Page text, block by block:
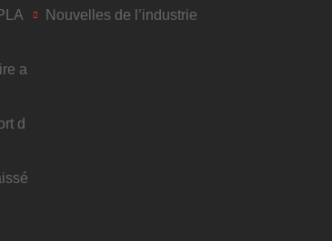
a
d
Nouvelles de l’industrie